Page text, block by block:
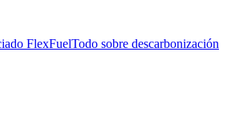
FlexFuelTodo sobre descarbonización